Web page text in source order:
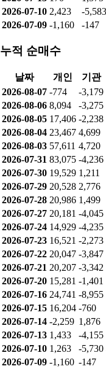
2026-07-29 -458 1,277
2026-07-28
805 5,544
5,252
2026-07-24 -1,592
2026-07-23
-3,526
2026-07-22
-160 -505
2026-07-21 4,926 -1,941
2026-07-20 -9,460 7,554
2026-07-16 8,537 -8,195
2026-07-15 18,463 -2,636
2026-07-14 -3,692 6,031
2026-07-13 170 1,575
2026-07-10 2,423 -5,583
2026-07-09 -1,160 -147
누적 순매수
날짜 개인 기관
2026-08-07 -774 -3,179
2026-08-06 8,094 -3,275
2026-08-05 17,406 -2,238
2026-08-04 23,467 4,699
2026-08-03 57,611 4,720
2026-07-31
83,075 -4,236
2026-07-30 19,529 1,211
2026-07-29 20,528 2,776
2026-07-28
20,986 1,499
20,181